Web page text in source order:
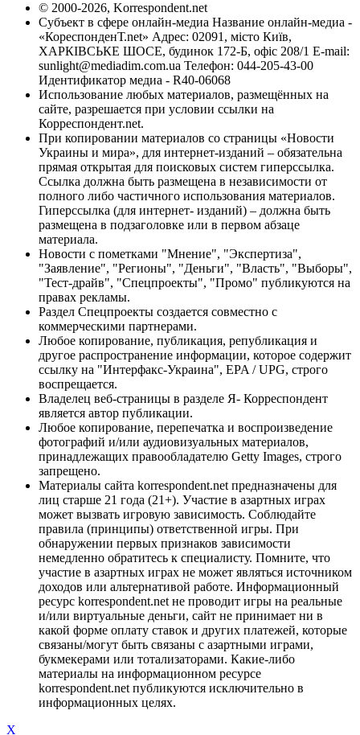
© 2000-2026, Korrespondent.net
Субъект в сфере онлайн-медиа Название онлайн-медиа -
«КореспонденТ.net» Адрес: 02091, місто Київ,
ХАРКІВСЬКЕ ШОСЕ, будинок 172-Б, офіс 208/1 E-mail:
sunlight@mediadim.com.ua Телефон: 044-205-43-00
Идентификатор медиа - R40-06068
Использование любых материалов, размещённых на
сайте, разрешается при условии ссылки на
Корреспондент.net.
При копировании материалов со страницы «Новости
Украины и мира», для интернет-изданий – обязательна
прямая открытая для поисковых систем гиперссылка.
Ссылка должна быть размещена в независимости от
полного либо частичного использования материалов.
Гиперссылка (для интернет- изданий) – должна быть
размещена в подзаголовке или в первом абзаце
материала.
Новости с пометками "Мнение", "Экспертиза",
"Заявление", "Регионы", "Деньги", "Власть", "Выборы",
"Тест-драйв", "Спецпроекты", "Промо" публикуются на
правах рекламы.
Раздел Спецпроекты создается совместно с
коммерческими партнерами.
Любое копирование, публикация, републикация и
другое распространение информации, которое содержит
ссылку на "Интерфакс-Украина", EPA / UPG, строго
воспрещается.
Владелец веб-страницы в разделе Я- Корреспондент
является автор публикации.
Любое копирование, перепечатка и воспроизведение
фотографий и/или аудиовизуальных материалов,
принадлежащих правообладателю Getty Images, строго
запрещено.
Материалы сайта korrespondent.net предназначены для
лиц старше 21 года (21+). Участие в азартных играх
может вызвать игровую зависимость. Соблюдайте
правила (принципы) ответственной игры. При
обнаружении первых признаков зависимости
немедленно обратитесь к специалисту. Помните, что
участие в азартных играх не может являться источником
доходов или альтернативой работе. Информационный
ресурс korrespondent.net не проводит игры на реальные
и/или виртуальные деньги, сайт не принимает ни в
какой форме оплату ставок и других платежей, которые
связаны/могут быть связаны с азартными играми,
букмекерами или тотализаторами. Какие-либо
материалы на информационном ресурсе
korrespondent.net публикуются исключительно в
информационных целях.
X